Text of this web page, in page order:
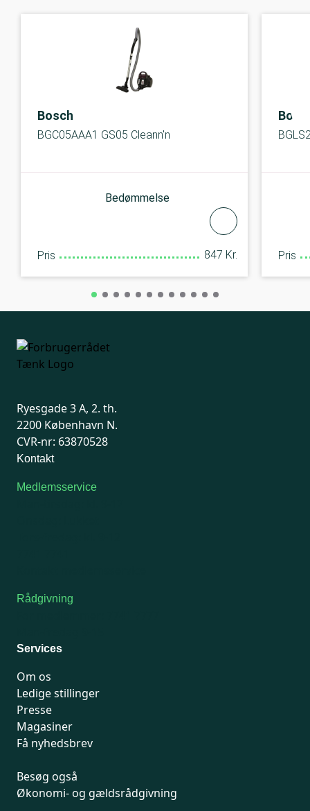
Bosch
BGC05AAA1 GS05 Cleann'n
Bedømmelse
Pris 847 Kr. Pris
Ryesgade 3 A, 2. th.
2200 København N.
CVR-nr: 63870528
Kontakt
Medlemsservice
Rådgivning
Services
Om os
Ledige stillinger
Presse
Magasiner
Få nyhedsbrev
Besøg også
Økonomi- og gældsrådgivning